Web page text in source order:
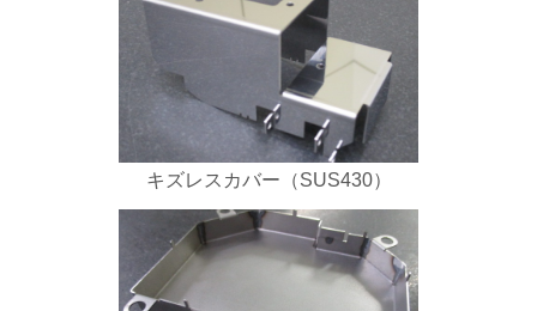
キズレスカバー（SUS430）